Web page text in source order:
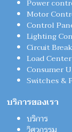
Power
Motor
Control
Lighting
Circuit
Load Center
Consumer
Switches &
บริการของเรา
บริการ